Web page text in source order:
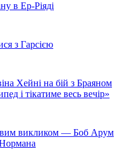
в Ер-Ріяді
з Гарсією
Хейні на бій з Браяном
і тікатиме весь вечір»
викликом — Боб Арум